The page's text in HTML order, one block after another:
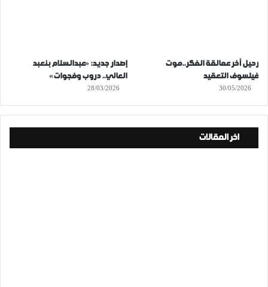
رحيل آخر عمالقة الفكر..موت
فيلسوف التعقيد
30/05/2026
إصدار جديد: «عبدالسلام بنعبد
العالي.. دروب وفجوات»
28/03/2026
اخر المقالات